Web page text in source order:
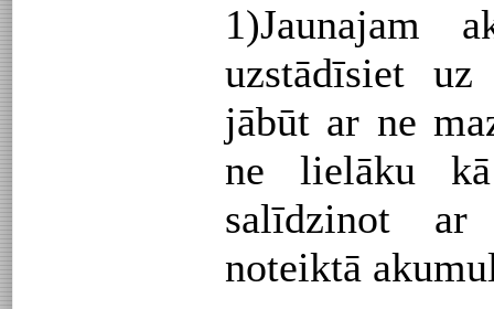
1)Jaunajam
uzstādīsiet
jābūt ar ne
ne lielāku
salīdzinot ar
noteiktā